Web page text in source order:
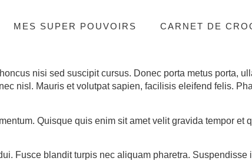
MES SUPER POUVOIRS CARNET DE
nisi sed suscipit cursus. Donec porta metus porta,
nisl. Mauris et volutpat sapien, facilisis eleifend felis.
Quisque quis enim sit amet velit gravida tempor et
Fusce blandit turpis nec aliquam pharetra.